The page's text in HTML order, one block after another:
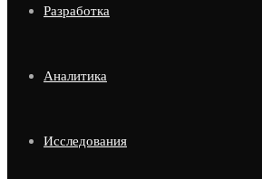
Разработка
Аналитика
Исследования